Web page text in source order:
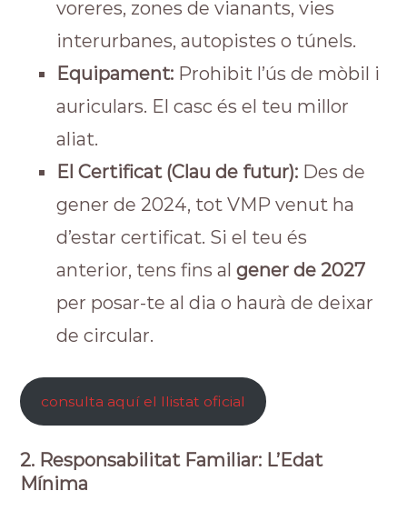
voreres, zones de vianants, vies
interurbanes, autopistes o túnels.
Equipament: Prohibit l’ús de mòbil i
auriculars. El casc és el teu millor
aliat.
El Certificat (Clau de futur): Des de
gener de 2024, tot VMP venut ha
d’estar certificat. Si el teu és
anterior, tens fins algener de 2027
per posar-te al dia o haurà de deixar
de circular.
consulta aquí el llistat oficial
2. Responsabilitat Familiar: L’Edat
Mínima